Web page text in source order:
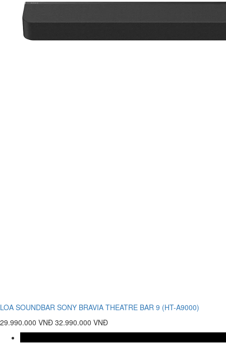
LOA SOUNDBAR SONY BRAVIA THEATRE BAR 9 (HT-A9000)
29.990.000 VNĐ 32.990.000 VNĐ